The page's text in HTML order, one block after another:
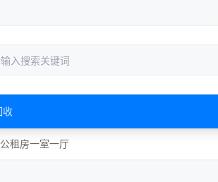
收
公租房一室一厅